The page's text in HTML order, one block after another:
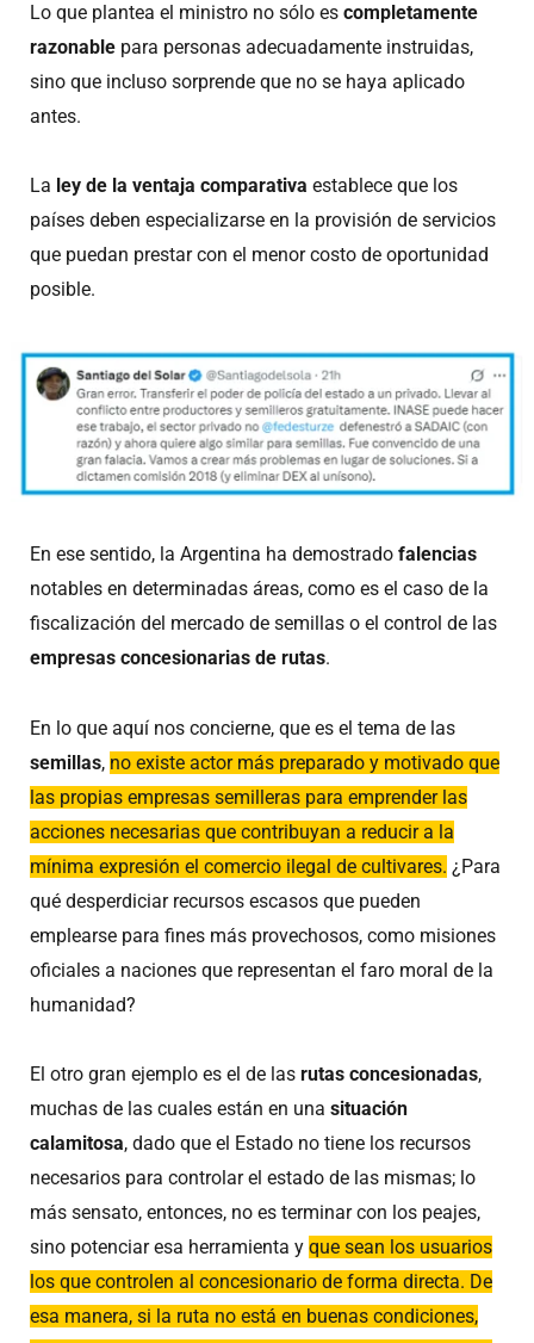
Lo que plantea el ministro no sólo es completamente
razonable para personas adecuadamente instruidas,
sino que incluso sorprende que no se haya aplicado
antes.
La ley de la ventaja comparativa establece que los
países deben especializarse en la provisión de servicios
que puedan prestar con el menor costo de oportunidad
posible.
En ese sentido, la Argentina ha demostrado falencias
notables en determinadas áreas, como es el caso de la
fiscalización del mercado de semillas o el control de las
empresas concesionarias de rutas.
En lo que aquí nos concierne, que es el tema de las
semillas, no existe actor más preparado y motivado que
las propias empresas semilleras para emprender las
acciones necesarias que contribuyan a reducir a la
mínima expresión el comercio ilegal de cultivares. ¿Para
qué desperdiciar recursos escasos que pueden
emplearse para fines más provechosos, como misiones
oficiales a naciones que representan el faro moral de la
humanidad?
El otro gran ejemplo es el de las rutas concesionadas,
muchas de las cuales están en una situación
calamitosa, dado que el Estado no tiene los recursos
necesarios para controlar el estado de las mismas; lo
más sensato, entonces, no es terminar con los peajes,
sino potenciar esa herramienta y que sean los usuarios
los que controlen al concesionario de forma directa. De
esa manera, si la ruta no está en buenas condiciones,